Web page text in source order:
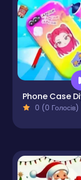
0 (0 Голосів)